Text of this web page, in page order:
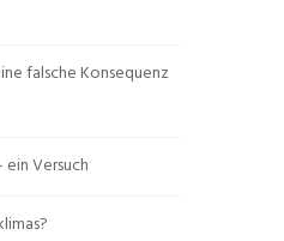
falsche Konsequenz
Versuch